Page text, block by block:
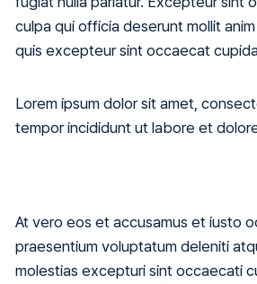
culpa qui officia deserunt mollit
quis excepteur sint occaecat
Lorem ipsum dolor sit amet,
tempor incididunt ut labore et
At vero eos et accusamus et iusto
praesentium voluptatum deleniti
molestias excepturi sint occaecati